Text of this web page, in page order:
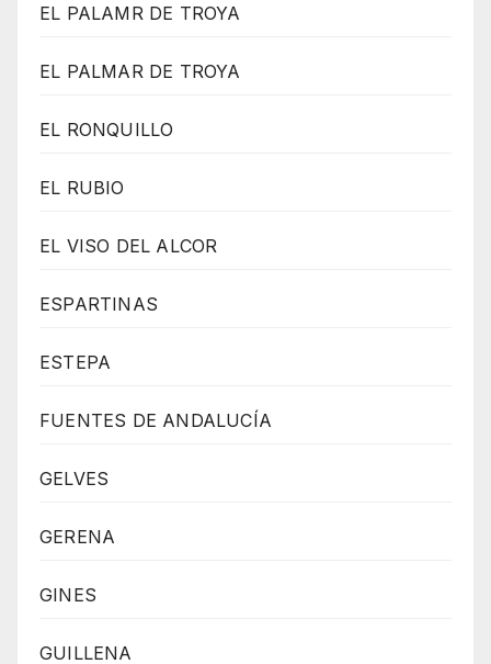
EL PALAMR DE TROYA
EL PALMAR DE TROYA
EL RONQUILLO
EL RUBIO
EL VISO DEL ALCOR
ESPARTINAS
ESTEPA
FUENTES DE ANDALUCÍA
GELVES
GERENA
GINES
GUILLENA